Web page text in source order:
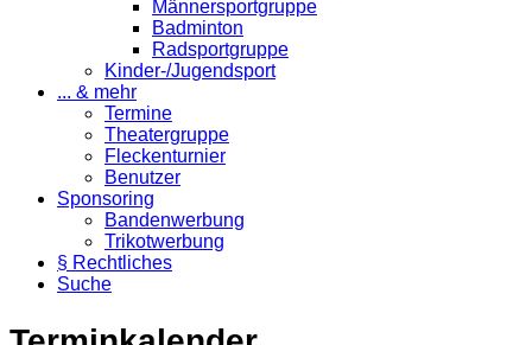
Männersportgruppe
Badminton
Radsportgruppe
Kinder-/Jugendsport
... & mehr
Termine
Theatergruppe
Fleckenturnier
Benutzer
Sponsoring
Bandenwerbung
Trikotwerbung
§ Rechtliches
Suche